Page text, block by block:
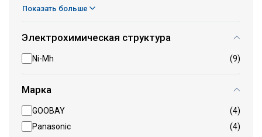
Показать больше
Электрохимическая структура
Ni-Mh (9)
Марка
GOOBAY
(4)
Panasonic
(4)